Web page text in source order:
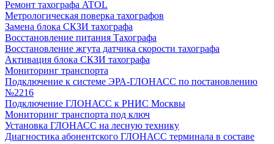
Ремонт тахографа ATOL
Метрологическая поверка тахографов
Замена блока СКЗИ тахографа
Восстановление питания Тахографа
Восстановление жгута датчика скорости тахографа
Активация блока СКЗИ тахографа
Мониторинг транспорта
Подключение к системе ЭРА-ГЛОНАСС по постановлению
№2216
Подключение ГЛОНАСС к РНИС Москвы
Мониторинг транспорта под ключ
Установка ГЛОНАСС на лесную технику
Диагностика абонентского ГЛОНАСС терминала в составе